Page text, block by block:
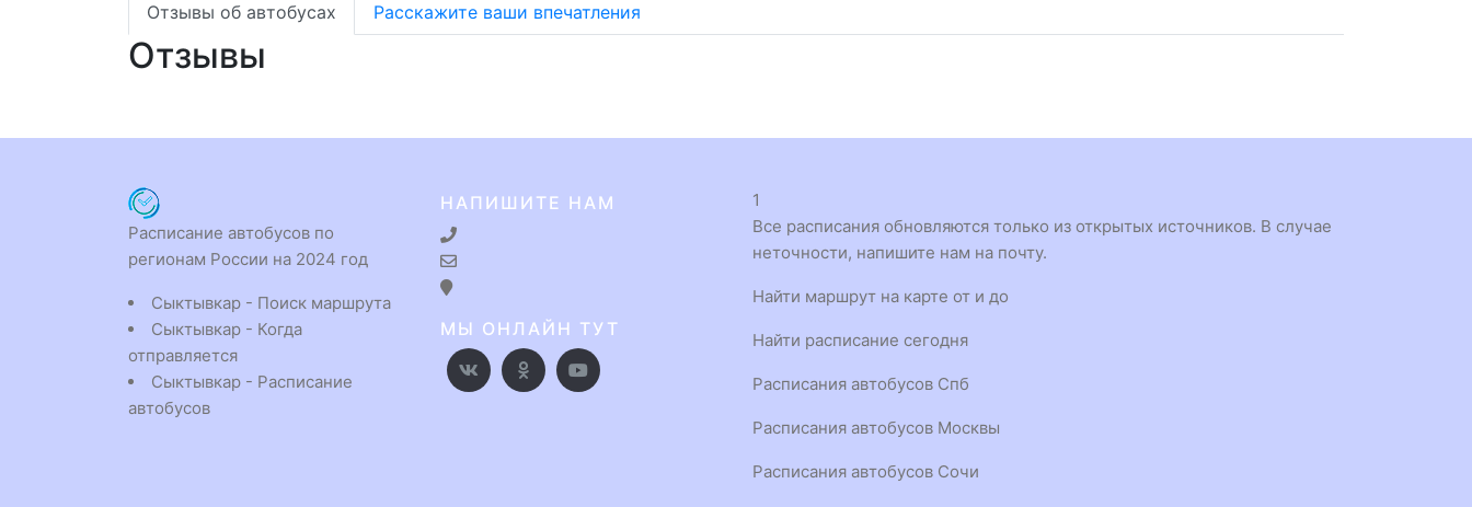
Отзывы об автобусах Расскажите ваши впечатления
Отзывы
Расписание автобусов по
регионам России на 2024 год
Сыктывкар - Поиск маршрута
Сыктывкар - Когда
отправляется
Сыктывкар - Расписание
автобусов
НАПИШИТЕ НАМ
МЫ ОНЛАЙН ТУТ
1
Все расписания обновляются только из открытых источников. В случае
неточности, напишите нам на почту.
Найти маршрут на карте от и до
Найти расписание сегодня
Расписания автобусов Спб
Расписания автобусов Москвы
Расписания автобусов Сочи